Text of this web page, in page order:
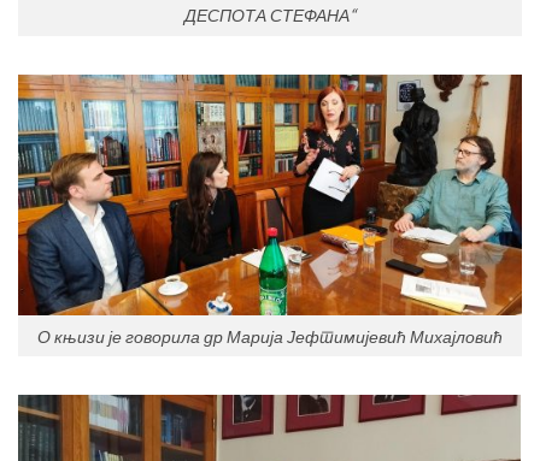
ДЕСПОТА СТЕФАНА“
О књизи је говорила др Марија Јефтимијевић Михајловић